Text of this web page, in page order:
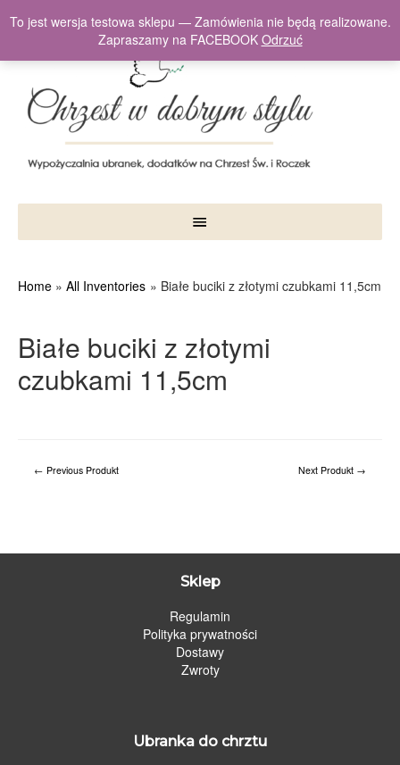
Home All Inventories Białe buciki z złotymi czubkami 11,5cm
Białe buciki z złotymi
czubkami 11,5cm
← Previous Produkt Next Produkt →
Sklep
Regulamin
Polityka prywatności
Dostawy
Zwroty
Ubranka do chrztu
To jest wersja testowa sklepu — Zamówienia nie będą realizowane.
Zapraszamy na FACEBOOK Odrzuć